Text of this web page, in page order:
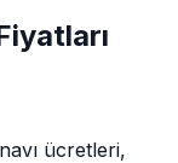
ücretleri,